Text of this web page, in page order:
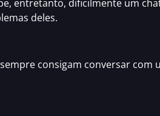
entretanto, dificilmente um
deles.
consigam conversar com